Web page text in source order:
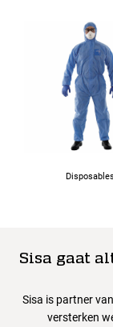
Disposables
Sisa gaat
Sisa is partner
versterken